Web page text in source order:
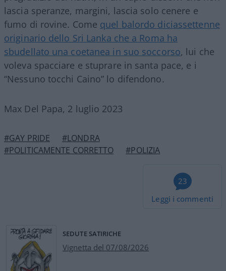
lascia speranze, margini, lascia solo cenere e
fumo di rovine. Come quel balordo diciassettenne
originario dello Sri Lanka che a Roma ha
sbudellato una coetanea in suo soccorso, lui che
voleva spacciare e stuprare in santa pace, e i
“Nessuno tocchi Caino” lo difendono.
Max Del Papa, 2 luglio 2023
#GAY PRIDE
#LONDRA
#POLITICAMENTE CORRETTO
#POLIZIA
23
Leggi i commenti
SEDUTE SATIRICHE
Vignetta del 07/08/2026